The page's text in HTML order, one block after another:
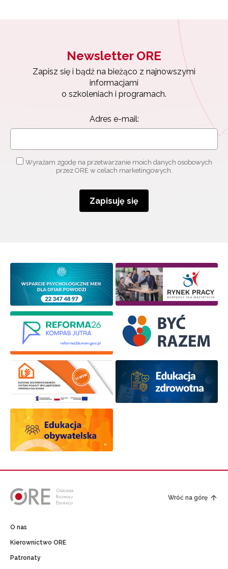
Newsletter ORE
Zapisz się i bądź na bieżąco z najnowszymi
informacjami
o szkoleniach i programach.
Adres e-mail:
Wyrażam zgodę na przetwarzanie moich danych osobowych
przez ORE w celach marketingowych.
Zapisuję się
Wróć na górę
O nas
Kierownictwo ORE
Patronaty
Zapisz się i bądź na bieżąco z najnowszymi
informacjami
Adres e-mail:
Wyrażam zgodę na przetwarzanie moich danych
osobowych przez ORE w celach marketingowych.